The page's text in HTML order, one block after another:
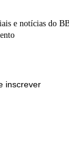
e notícias do